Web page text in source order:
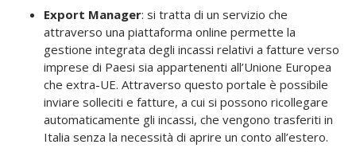
Export Manager: si tratta di un servizio che
attraverso una piattaforma online permette la
gestione integrata degli incassi relativi a fatture verso
imprese di Paesi sia appartenenti all’Unione Europea
che extra-UE. Attraverso questo portale è possibile
inviare solleciti e fatture, a cui si possono ricollegare
automaticamente gli incassi, che vengono trasferiti in
Italia senza la necessità di aprire un conto all’estero.